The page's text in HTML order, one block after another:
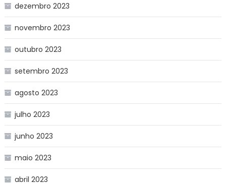
dezembro 2023
novembro 2023
outubro 2023
setembro 2023
agosto 2023
julho 2023
junho 2023
maio 2023
abril 2023